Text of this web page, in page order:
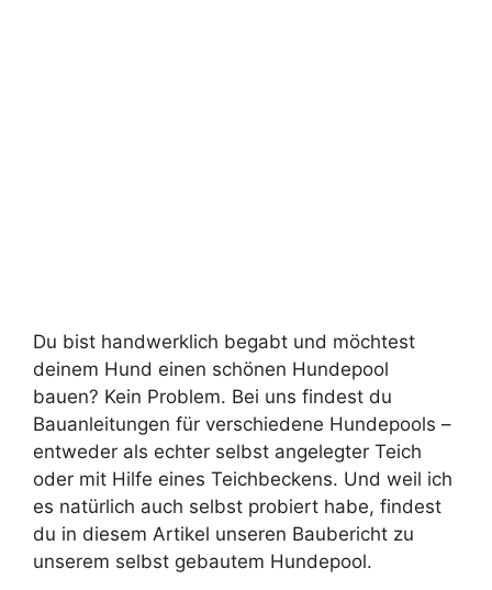
Du bist handwerklich begabt und möchtest
deinem Hund einen schönen Hundepool
bauen? Kein Problem. Bei uns findest du
Bauanleitungen für verschiedene Hundepools –
entweder als echter selbst angelegter Teich
oder mit Hilfe eines Teichbeckens. Und weil ich
es natürlich auch selbst probiert habe, findest
du in diesem Artikel unseren Baubericht zu
unserem selbst gebautem Hundepool.